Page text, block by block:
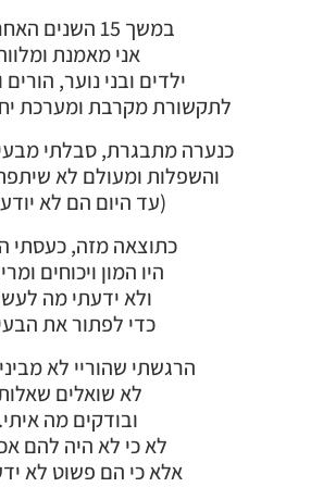
במשך 15 השנים האחרונות
אני מאמנת ומלווה
ילדים ובני נוער, הורים
לתקשורת מקרבת ומערכת
כנערה מתבגרת, סבלתי
והשפלות ומעולם לא
(עד היום הם לא
כתוצאה מזה, כעסתי
היו המון ויכוחים
ולא ידעתי מה
כדי לפתור את
הרגשתי שהוריי לא
לא שואלים שאלות
ובודקים מה איתי.
לא כי לא היה להם
אלא כי הם פשוט לא